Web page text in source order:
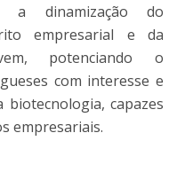
a dinamização do
empresarial e da
potenciando o
com interesse e
biotecnologia, capazes
empresariais.